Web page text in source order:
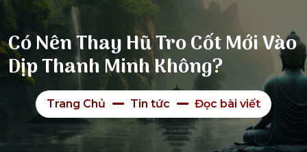
Có Nên Thay Hũ Tro Cốt Mới Vào
Dịp Thanh Minh Không?
Trang Chủ Tin tức Đọc bài viết